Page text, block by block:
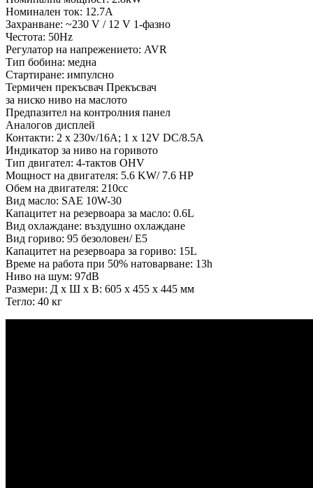
Номинален ток: 12.7A
Захранване: ~230 V / 12 V 1-фазно
Честота: 50Hz
Регулатор на напрежението: AVR
Тип бобина: медна
Стартиране: импулсно
Термичен прекъсвач Прекъсвач
за ниско ниво на маслото
Предпазител на контролния панел
Аналогов дисплей
Контакти: 2 x 230v/16A; 1 x 12V DC/8.5A
Индикатор за ниво на горивото
Тип двигател: 4-тактов OHV
Мощност на двигателя: 5.6 KW/ 7.6 HP
Обем на двигателя: 210cc
Вид масло: SAE 10W-30
Капацитет на резервоара за масло: 0.6L
Вид охлаждане: въздушно охлаждане
Вид гориво: 95 безоловен/ E5
Капацитет на резервоара за гориво: 15L
Време на работа при 50% натоварване: 13h
Ниво на шум: 97dB
Размери: Д x Ш x В: 605 x 455 x 445 мм
Тегло: 40 кг